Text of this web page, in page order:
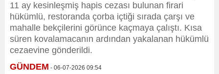
11 ay kesinleşmiş hapis cezası bulunan firari
hükümlü, restoranda çorba içtiği sırada çarşı ve
mahalle bekçilerini görünce kaçmaya çalıştı. Kısa
süren kovalamacanın ardından yakalanan hükümlü
cezaevine gönderildi.
GÜNDEM - 06-07-2026 09:54